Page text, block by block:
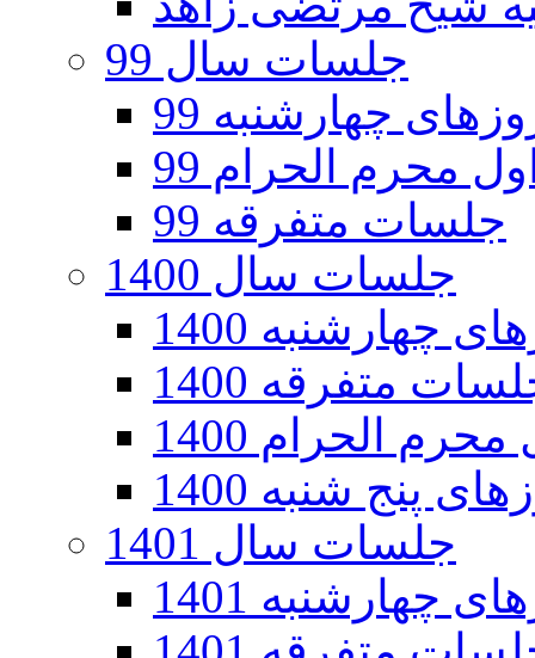
جلسات سال 99
چهارشنبه 99
محرم الحرام 99
جلسات متفرقه 99
جلسات سال 1400
چهارشنبه 1400
متفرقه 1400
الحرام 1400
پنج شنبه 1400
جلسات سال 1401
چهارشنبه 1401